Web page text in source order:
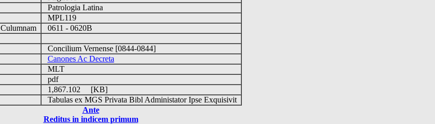
Patrologia Latina
MPL119
0611 - 0620B
Concilium Vernense [0844-0844]
Canones Ac Decreta
MLT
pdf
1,867.102 [KB]
Tabulas ex MGS Privata Bibl Administator Ipse Exquisivit
Ante
Reditus in indicem primum